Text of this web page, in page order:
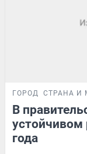
ГОРОД СТРАНА И
В
устойчивом
года